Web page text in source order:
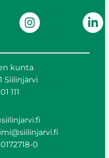
kunta
Siilinjärvi
111
0